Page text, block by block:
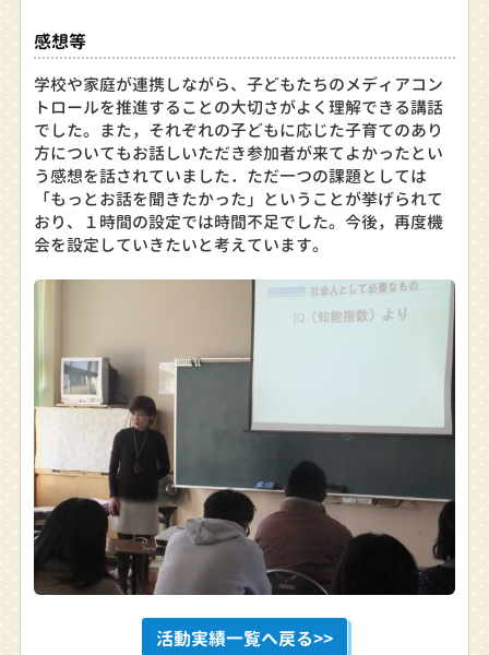
感想等
学校や家庭が連携しながら、子どもたちのメディアコン
トロールを推進することの大切さがよく理解できる講話
でした。また，それぞれの子どもに応じた子育てのあり
方についてもお話しいただき参加者が来てよかったとい
う感想を話されていました．ただ一つの課題としては
「もっとお話を聞きたかった」ということが挙げられて
おり、１時間の設定では時間不足でした。今後，再度機
会を設定していきたいと考えています。
活動実績一覧へ戻る>>